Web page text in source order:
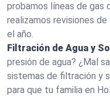
probamos líneas de gas
realizamos revisiones
el año.
Filtración de Agua y
presión de agua? ¿Mal
sistemas de filtración y
para que tu familia en